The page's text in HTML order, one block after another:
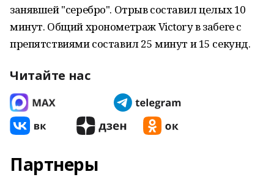
занявшей "серебро". Отрыв составил целых 10
минут. Общий хронометраж Victory в забеге с
препятствиями составил 25 минут и 15 секунд.
Читайте нас
Партнеры